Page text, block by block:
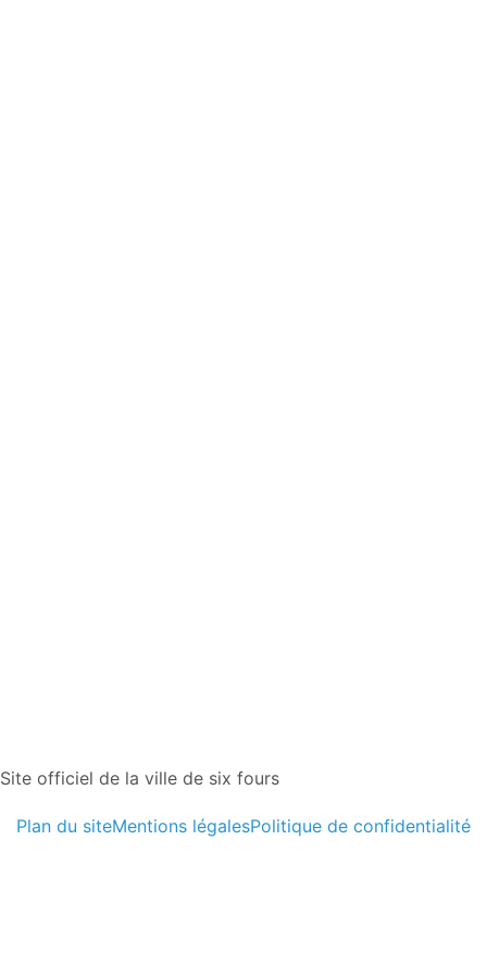
Site officiel de la ville de six fours
Plan du siteMentions légalesPolitique de confidentialité